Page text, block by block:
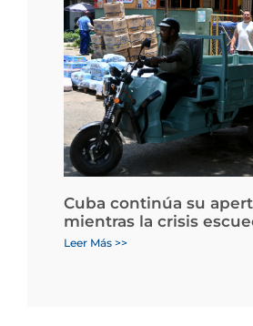
Cuba continúa su
mientras la crisis
Leer Más >>